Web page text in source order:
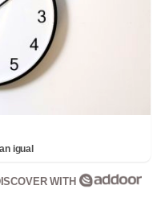
igual
WITH